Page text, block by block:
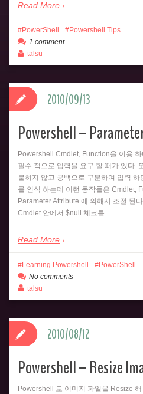
Read More
PowerShell
Powershell Tips
1 comment
talsu
Powershell –
Powershell Cmdlet, Function을 이용
필수 적으로 입력을 요구 할 때가 있다.
붙히지 않고 공백으로 구분하여 입력
를 인식 하는데 이런 동작들은 Cmdlet,
Parameter Attribute 에 의해서 조절 된
Cmdlet 안에서 $null 체크를…
Read More
2010/09/13
Learning Powershell
PowerShell
No comments
talsu
Powershell – Resize
Powershell 로 이미지 파일을 Resize
2010/08/12